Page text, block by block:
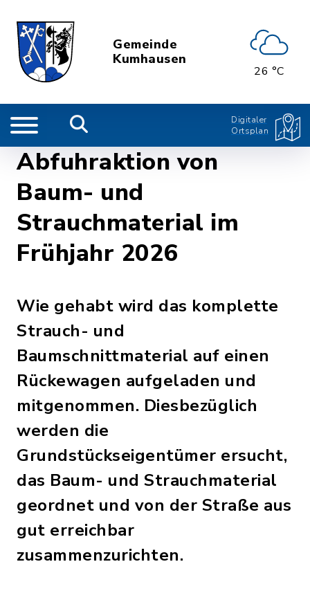
Gemeinde
Kumhausen
26 °C
Digitaler
Ortsplan
Abfuhraktion von
Baum- und
Strauchmaterial im
Frühjahr 2026
Wie gehabt wird das komplette
Strauch- und
Baumschnittmaterial auf einen
Rückewagen aufgeladen und
mitgenommen. Diesbezüglich
werden die
Grundstückseigentümer ersucht,
das Baum- und Strauchmaterial
geordnet und von der Straße aus
gut erreichbar
zusammenzurichten.